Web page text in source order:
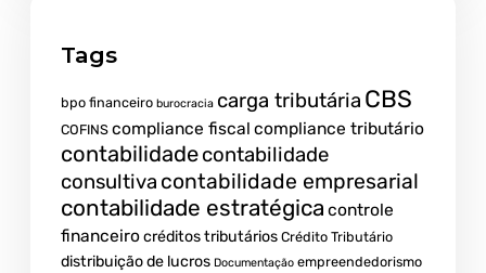
Tags
bpo financeiro burocracia carga tributária CBS
COFINS compliance fiscal compliance tributário
contabilidadecontabilidade
consultiva contabilidade empresarial
contabilidade estratégica controle
financeirocréditos tributários Crédito Tributário
distribuição de lucros Documentação empreendedorismo